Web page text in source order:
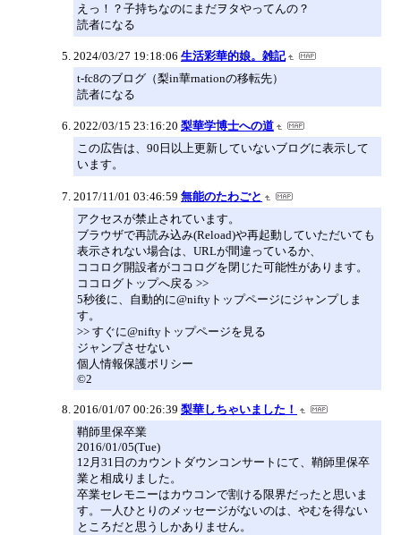
えっ！？子持ちなのにまだヲタやってんの？
読者になる
2024/03/27 19:18:06 生活彩華的娘。雑記
t-fc8のブログ（梨in華rnationの移転先）
読者になる
2022/03/15 23:16:20 梨華学博士への道
この広告は、90日以上更新していないブログに表示して
います。
2017/11/01 03:46:59 無能のたわごと
アクセスが禁止されています。
ブラウザで再読み込み(Reload)や再起動していただいても
表示されない場合は、URLが間違っているか、
ココログ開設者がココログを閉じた可能性があります。
ココログトップへ戻る >>
5秒後に、自動的に@niftyトップページにジャンプしま
す。
>> すぐに@niftyトップページを見る
ジャンプさせない
個人情報保護ポリシー
©2
2016/01/07 00:26:39 梨華しちゃいました！
鞘師里保卒業
2016/01/05(Tue)
12月31日のカウントダウンコンサートにて、鞘師里保卒
業と相成りました。
卒業セレモニーはカウコンで割ける限界だったと思いま
す。一人ひとりのメッセージがないのは、やむを得ない
ところだと思うしかありません。